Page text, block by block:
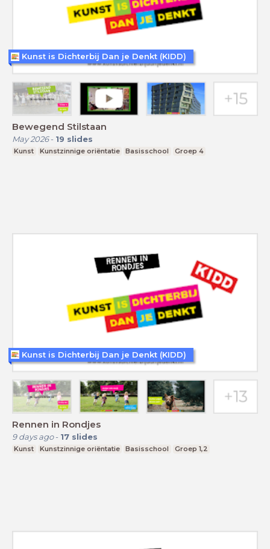
Bewegend Stilstaan
May 2026- 19 slides
Kunst Kunstzinnige oriëntatie Basisschool Groep 4
Kunst is Dichterbij Dan je Denkt (KIDD)
Rennen in Rondjes
9 days ago- 17 slides
Kunst Kunstzinnige oriëntatie Basisschool Groep 1,2
Kunst is Dichterbij Dan je Denkt (KIDD)